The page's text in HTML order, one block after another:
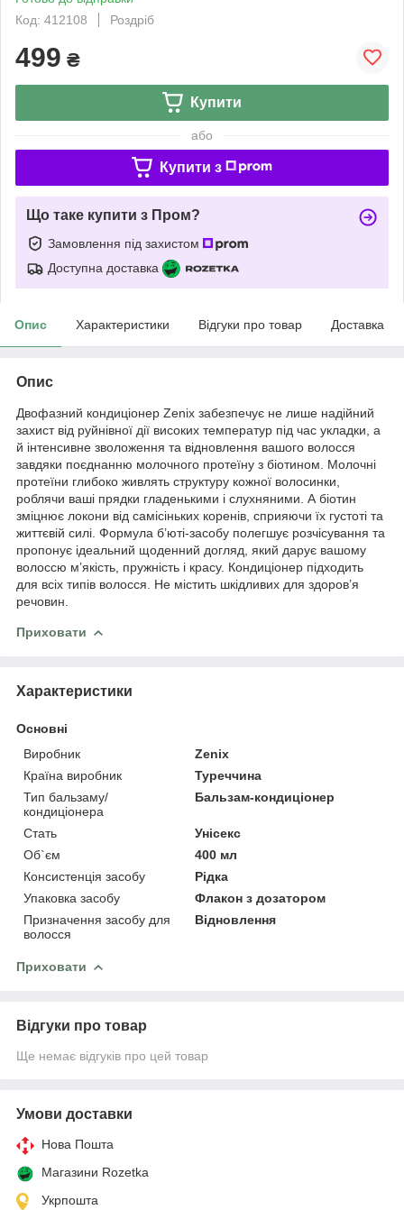
Код: 412108
Роздріб
499 ₴
Купити
або
Купити з
Що таке купити з Пром?
Замовлення під захистом
Доступна доставка
Опис Характеристики Відгуки про товар Доставка
Опис
Двофазний кондиціонер Zenix забезпечує не лише надійний
захист від руйнівної дії високих температур під час укладки, а
й інтенсивне зволоження та відновлення вашого волосся
завдяки поєднанню молочного протеїну з біотином. Молочні
протеїни глибоко живлять структуру кожної волосинки,
роблячи ваші прядки гладенькими і слухняними. А біотин
зміцнює локони від самісіньких коренів, сприяючи їх густоті та
життєвій силі. Формула б’юті-засобу полегшує розчісування та
пропонує ідеальний щоденний догляд, який дарує вашому
волоссю м’якість, пружність і красу. Кондиціонер підходить
для всіх типів волосся. Не містить шкідливих для здоров’я
речовин.
Приховати
Характеристики
Основні
Виробник
Zenix
Країна виробник
Туреччина
Тип бальзаму/
кондиціонера
Бальзам-кондиціонер
Стать
Унісекс
Об`єм
400 мл
Консистенція засобу
Рідка
Упаковка засобу
Флакон з дозатором
Призначення засобу для
волосся
Відновлення
Приховати
Відгуки про товар
Ще немає відгуків про цей товар
Умови доставки
Нова Пошта
Магазини Rozetka
Укрпошта